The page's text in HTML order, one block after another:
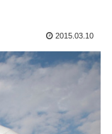
2015.03.10